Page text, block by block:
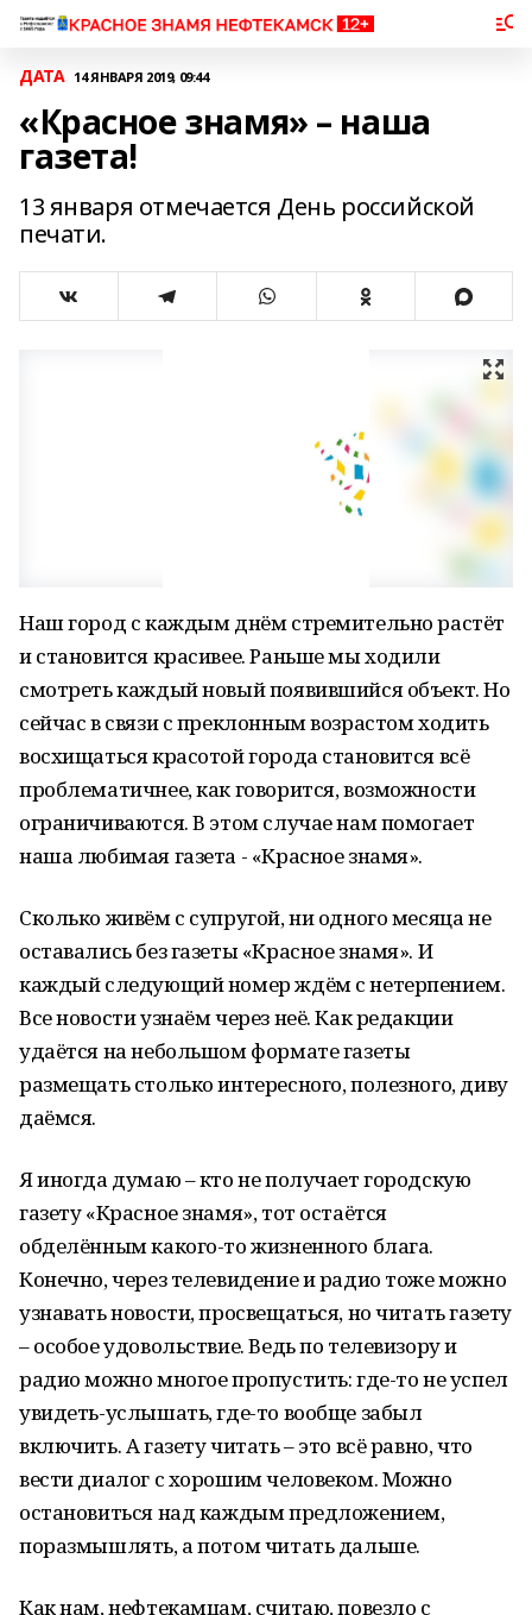
ДАТА 14 ЯНВАРЯ 2019, 09:44
«Красное знамя» – наша
газета!
13 января отмечается День российской
печати.
Наш город с каждым днём стремительно растёт
и становится красивее. Раньше мы ходили
смотреть каждый новый появившийся объект. Но
сейчас в связи с преклонным возрастом ходить
восхищаться красотой города становится всё
проблематичнее, как говорится, возможности
ограничиваются. В этом случае нам помогает
наша любимая газета - «Красное знамя».
Сколько живём с супругой, ни одного месяца не
оставались без газеты «Красное знамя». И
каждый следующий номер ждём с нетерпением.
Все новости узнаём через неё. Как редакции
удаётся на небольшом формате газеты
размещать столько интересного, полезного, диву
даёмся.
Я иногда думаю – кто не получает городскую
газету «Красное знамя», тот остаётся
обделённым какого-то жизненного блага.
Конечно, через телевидение и радио тоже можно
узнавать новости, просвещаться, но читать газету
– особое удовольствие. Ведь по телевизору и
радио можно многое пропустить: где-то не успел
увидеть-услышать, где-то вообще забыл
включить. А газету читать – это всё равно, что
вести диалог с хорошим человеком. Можно
остановиться над каждым предложением,
поразмышлять, а потом читать дальше.
Как нам, нефтекамцам, считаю, повезло с